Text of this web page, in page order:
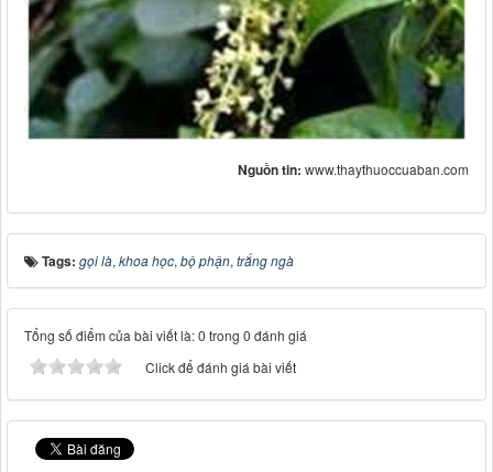
Nguồn tin: www.thaythuoccuaban.com
Tags: gọi là, khoa học, bộ phận, trắng ngà
Tổng số điểm của bài viết là: 0 trong 0 đánh giá
Click để đánh giá bài viết